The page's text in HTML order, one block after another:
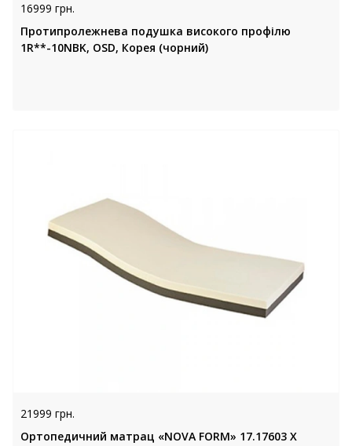
16999 грн.
Протипролежнева подушка високого профілю
1R**-10NBK, OSD, Корея (чорний)
21999 грн.
Ортопедичний матрац «NOVA FORM» 17.17603 X